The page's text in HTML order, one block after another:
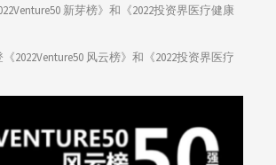
新芽榜》和《2022投资界医疗健康
2022Venture50 风云榜》和《2022投资界医疗